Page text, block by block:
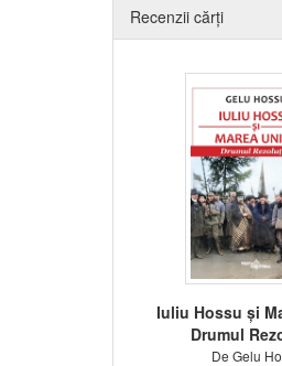
Recenzii cărți
Iuliu Hossu și
Drumul
De Gelu